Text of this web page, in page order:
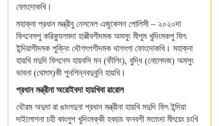
ফোংদোকখি।
মহাক্না প্রধান মন্ত্রীবু নেসনেল এজুকেসন পোলিসী – ২০২০দা
ফিৎনেসপু করিক্যুলমদা হাপ্পীবগীদমক অমসুং মীপুম খুদিংমকপু ফিৎ
ইন্দিয়াগীদমক পুক্নিং থৌগৎপগীদমক থাগৎপা ফোংদোকখি। মহাক্না
হায়খি মদুদি ফিৎনেস হায়বসি মন (ফীলিং), বুদ্ধি (নোলেদজ) অমসুং
ভাবনা (থোৎস)কী পুনশিন্নবদুবুনি হায়খি।
প্রধান মন্ত্রীনা অরোইবদা হায়খিবা ৱারোল
থৌরম অদুদা ৱা ঙাংলদুনা প্রধান মন্ত্রীনা হায়খি মদুদি ফিৎ ইন্দিয়া
দাইলোগনা চহী কাংলুপ খুদিংমক্কী হকচাং ফনবগী মতাংদা মীৎয়েং চংখি